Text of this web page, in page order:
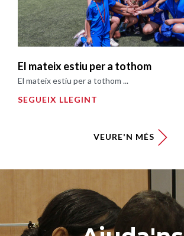
El mateix estiu per a tothom
El mateix estiu per a tothom ...
SEGUEIX LLEGINT
VEURE'N MÉS